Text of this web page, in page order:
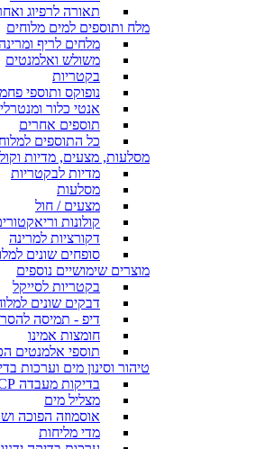
תאורה לרפיוג
מלח ותוספים למים מלוחים
מלחים לריף
משולש ואלמנטים
בקטריות
נופוקס ותוספי
אנטי כלור
תוספים אחרים
כל התוספים
מסלעות, מצעים, מדיות
מדיות לבקטריות
מסלעות
מצעים / חול
קולונות
דקורציות למרינה
סופחים שונים
מוצרים שימושיים נוספים
בקטריות לסייקל
דבקים שונים
דיפ - תמיסה
חומצות אמינו
תוספי אלמנטים
טיהור וסינון מים וערכות
בדיקות מעבדה ICP
מצליל מים
אוסמוזה הפוכה
מדי מליחות